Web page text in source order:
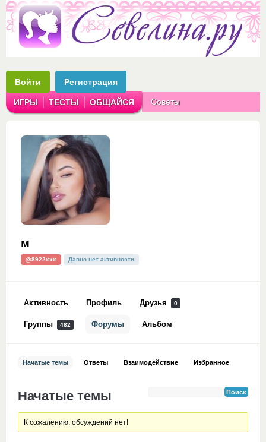
Войти Регистрация
ИГРЫ ТЕСТЫ ОБЩАЙСЯ Советы
м
@8922xxx Давно нет активности
Активность Профиль Друзья 0
Группы 482 Форумы Альбом
Начатые темы Ответы Взаимодействие Избранное
Начатые темы
К сожалению, обсуждений нет!